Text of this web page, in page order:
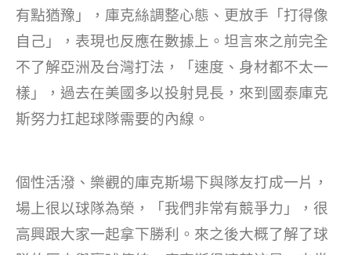
有點猶豫」，庫克絲調整心態、更放手「打得像
自己」，表現也反應在數據上。坦言來之前完全
不了解亞洲及台灣打法，「速度、身材都不太一
樣」，過去在美國多以投射見長，來到國泰庫克
斯努力扛起球隊需要的內線。
個性活潑、樂觀的庫克斯場下與隊友打成一片，
場上很以球隊為榮，「我們非常有競爭力」，很
高興跟大家一起拿下勝利。來之後大概了解了球